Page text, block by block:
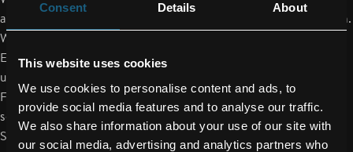
Consent Details About
This website uses cookies
We use cookies to personalise content and ads, to
provide social media features and to analyse our traffic.
We also share information about your use of our site with
our social media, advertising and analytics partners who
abzuholen, wo er/sie steht, und auf jeden individuell einzugehen.
Wir unterstützen dich bei deiner fachlichen und persönlichen
Entwicklung – damit du auf dem Weg zum Berufsleben in
unendliche Höhen wachsen und deinen Horizont erweiterst.
FACC als internationales Unternehmen bietet darüber hinaus
sehr gute Entwicklungsmöglichkeiten und attraktive
Sozialleistungen und Benefits.